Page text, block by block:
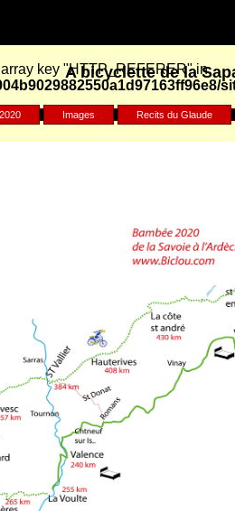
key "HTTP_REFERER" in
Images Recits du Glaude
A bicyclette de la